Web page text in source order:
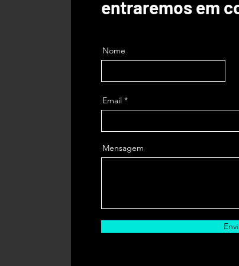
entraremos em
Nome
Email
Mensagem